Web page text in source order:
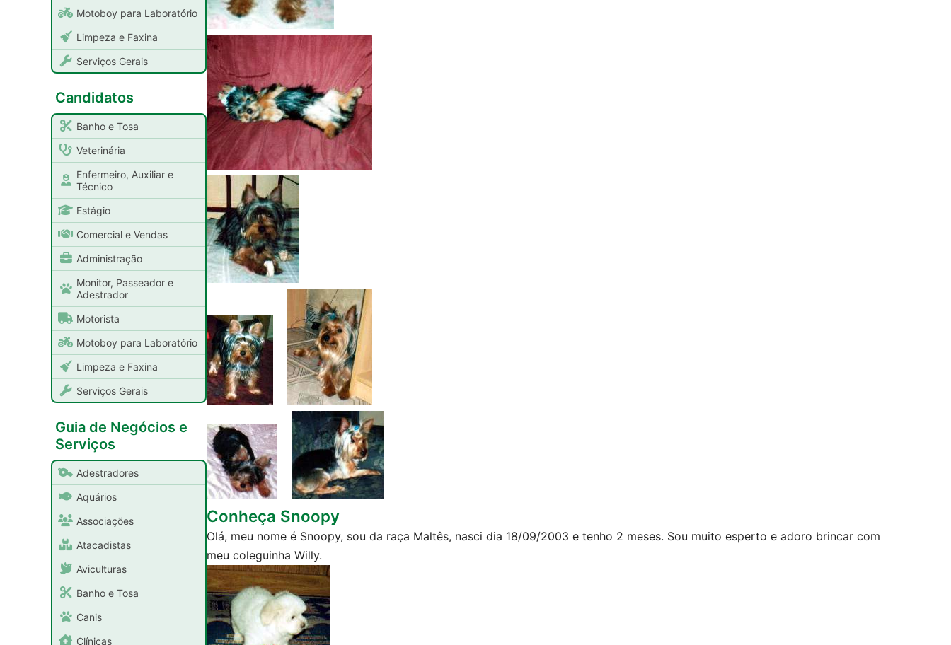
Motoboy para Laboratório
Limpeza e Faxina
Serviços Gerais
Candidatos
Banho e Tosa
Veterinária
Enfermeiro, Auxiliar e
Técnico
Estágio
Comercial e Vendas
Administração
Monitor, Passeador e
Adestrador
Motorista
Motoboy para Laboratório
Limpeza e Faxina
Serviços Gerais
Guia de Negócios e
Serviços
Adestradores
Aquários
Associações
Atacadistas
Aviculturas
Banho e Tosa
Canis
Clínicas
Conheça Snoopy
Olá, meu nome é Snoopy, sou da raça Maltês, nasci dia 18/09/2003 e tenho 2 meses. Sou muito esperto e adoro brincar com
meu coleguinha Willy.